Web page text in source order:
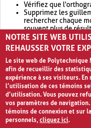
Vérifiez que
Supprimez les
rechercher chaque
souvent plus de
Envisagez d'élargir
retournera souvent
NOTRE SITE WEB
REHAUSSER VOTRE
Le site web de
afin de recueillir des
expérience à ses visiteurs.
l’utilisation de ces témoins
d’utilisation. Vous pouvez
vos paramètres de
témoins de connexion et sur
personnels,cliquez ici.